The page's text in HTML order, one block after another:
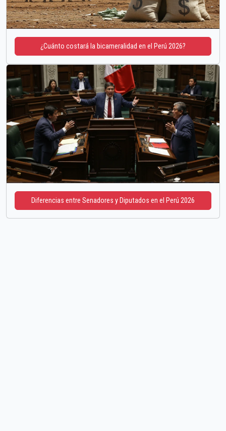
¿Cuánto costará la bicameralidad en el Perú 2026?
Diferencias entre Senadores y Diputados en el Perú 2026